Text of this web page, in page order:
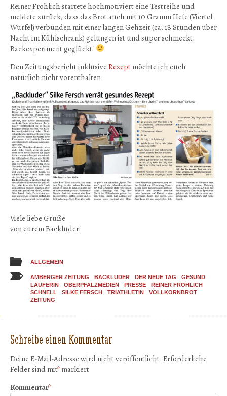
Reiner Fröhlich startete hochmotiviert eine Testreihe und
meldete zurück, dass das Brot auch mit 10 Gramm Hefe (Viertel
Würfel) verbunden mit einer langen Gehzeit (ca. 18 Stunden über
Nacht im Kühlschrank) gelungen ist und super schmeckt.
Backexperiment geglückt!
Den Zeitungsbericht inklusive Rezept möchte ich euch
natürlich nicht vorenthalten:
Viele liebe Grüße
von eurem Backluder!
ALLGEMEIN
AMBERGER ZEITUNG BACKLUDER DER NEUE TAG
GESUND
LÄUFERIN
OBERPFALZMEDIEN PRESSE
REINER FRÖHLICH
SCHNELL
SILKE FERSCH TRIATHLETIN
VOLLKORNBROT
ZEITUNG
Schreibe einen Kommentar
Deine E-Mail-Adresse wird nicht veröffentlicht. Erforderliche
Felder sind mit* markiert
Kommentar*